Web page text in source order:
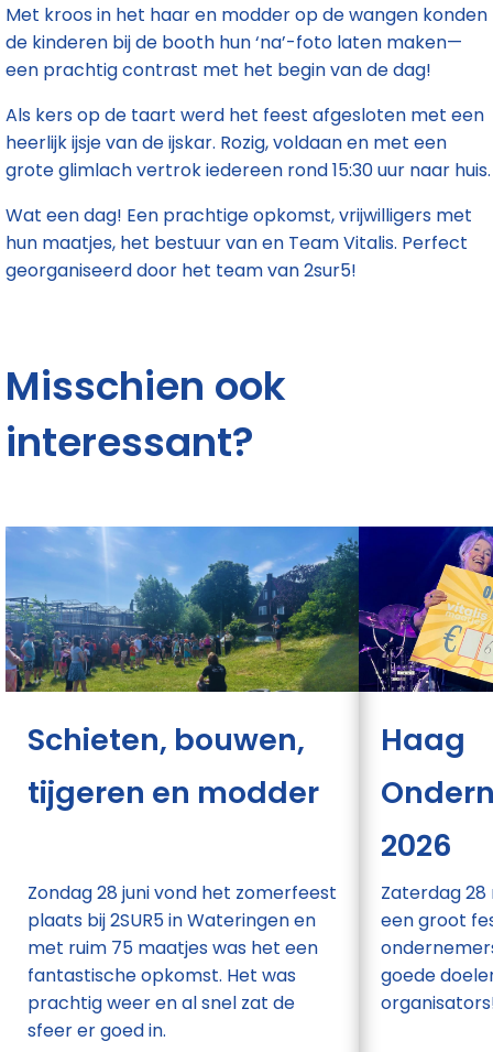
Met kroos in het haar en modder op de wangen konden
de kinderen bij de booth hun ‘na’-foto laten maken—
een prachtig contrast met het begin van de dag!
Als kers op de taart werd het feest afgesloten met een
heerlijk ijsje van de ijskar. Rozig, voldaan en met een
grote glimlach vertrok iedereen rond 15:30 uur naar huis.
Wat een dag! Een prachtige opkomst, vrijwilligers met
hun maatjes, het bestuur van en Team Vitalis. Perfect
georganiseerd door het team van 2sur5!
Misschien ook
interessant?
Schieten, bouwen,
tijgeren en modder
Zondag 28 juni vond het zomerfeest
plaats bij 2SUR5 in Wateringen en
met ruim 75 maatjes was het een
fantastische opkomst. Het was
prachtig weer en al snel zat de
sfeer er goed in.
Haag
2026
Zaterdag
een groot
goede